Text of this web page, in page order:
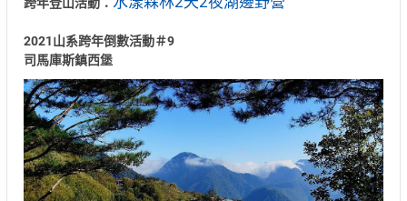
2021山系跨年倒數活動＃9
司馬庫斯鎮西堡